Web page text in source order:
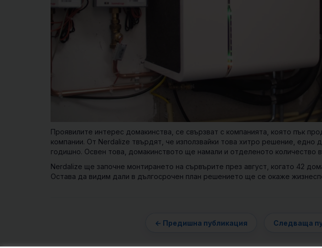
Проявилите интерес домакинства, се свързват с компанията, която пък
компании. От Nerdalize твърдят, че използвайки това хитро решение,
годишно. Освен това, домакинството ще намали и отделеното количество
Nerdalize ще започне монтирането на сървърите през август, когато 42
Остава да видим дали в дългосрочен план решението ще се окаже